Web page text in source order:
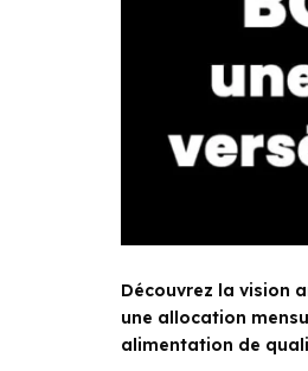
Découvrez la vision
une allocation
alimentation de